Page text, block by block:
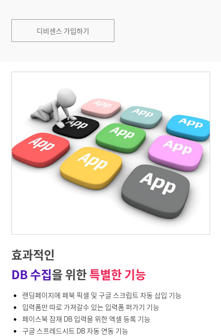
디비센스 가입하기
효과적인
DB 수집을 위한특별한 기능
랜딩페이지에 페북 픽셀 및 구글 스크립트 자동 삽입 기능
입력폼만 따로 가져갈수 있는 입력폼 퍼가기 기능
페이스북 잠재 DB 입력을 위한 엑셀 등록 기능
구글 스프레드시트 DB 자동 연동 기능